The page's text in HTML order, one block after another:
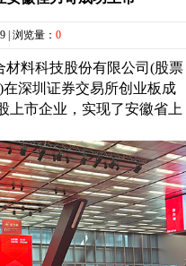
| 浏览量： 0
料科技股份有限公司(股票
深圳证券交易所创业板成
上市企业，实现了安徽省上